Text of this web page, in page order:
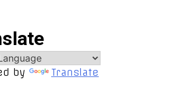
by Translate